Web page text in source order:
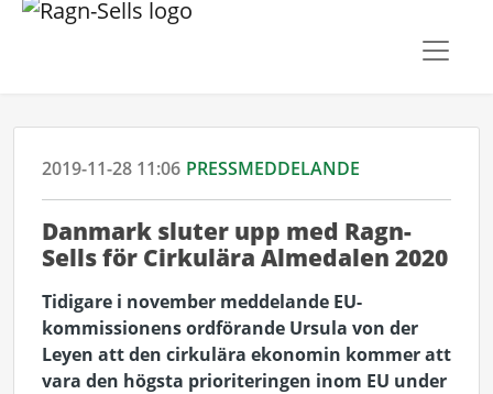
2019-11-28 11:06 PRESSMEDDELANDE
Danmark sluter upp med Ragn-
Sells för Cirkulära Almedalen 2020
Tidigare i november meddelande EU-
kommissionens ordförande Ursula von der
Leyen att den cirkulära ekonomin kommer att
vara den högsta prioriteringen inom EU under